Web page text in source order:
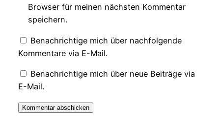
Browser für meinen nächsten Kommentar
speichern.
Benachrichtige mich über nachfolgende
Kommentare via E-Mail.
Benachrichtige mich über neue Beiträge via
E-Mail.